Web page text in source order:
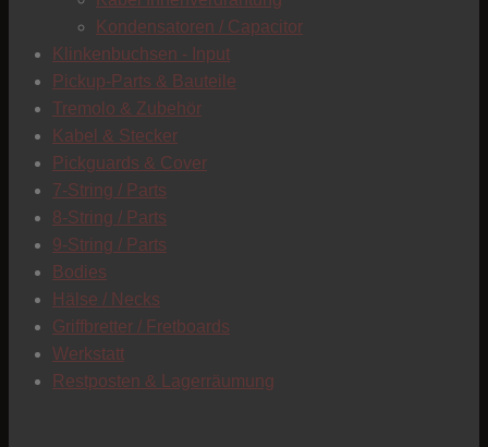
Kondensatoren / Capacitor
Klinkenbuchsen - Input
Pickup-Parts & Bauteile
Tremolo & Zubehör
Kabel & Stecker
Pickguards & Cover
7-String / Parts
8-String / Parts
9-String / Parts
Bodies
Hälse / Necks
Griffbretter / Fretboards
Werkstatt
Restposten & Lagerräumung